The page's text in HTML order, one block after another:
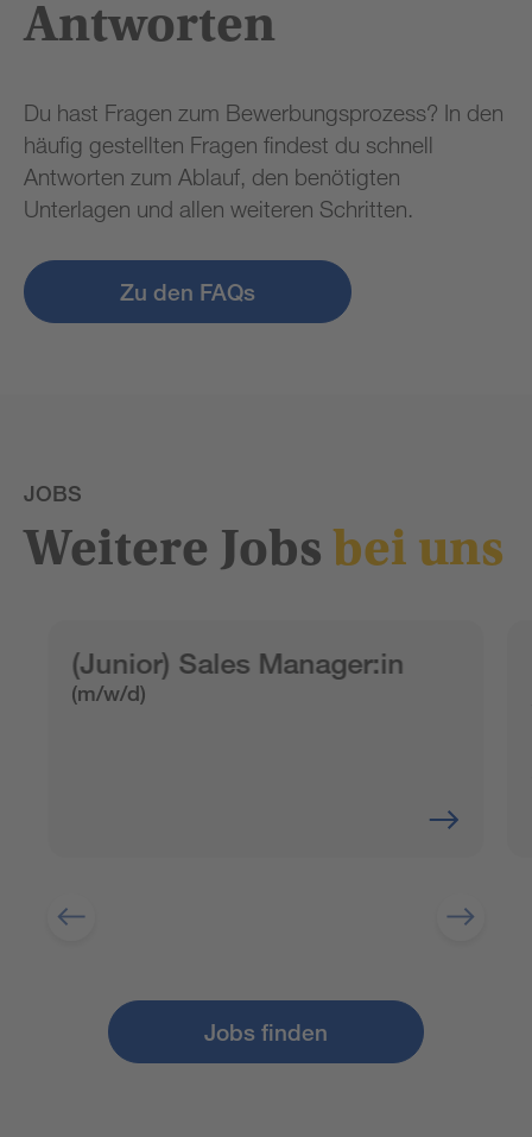
Antworten
Du hast Fragen zum Bewerbungsprozess? In den
häufig gestellten Fragen findest du schnell
Antworten zum Ablauf, den benötigten
Unterlagen und allen weiteren Schritten.
Zu den FAQs
JOBS
Weitere Jobs bei uns
(Junior) Sales Manager:in
(m/w/d)
Jobs finden